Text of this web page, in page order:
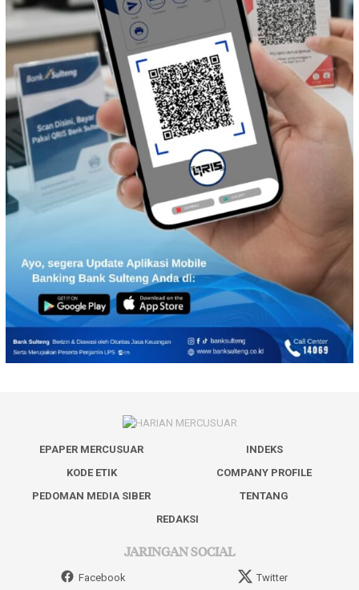
EPAPER MERCUSUAR
INDEKS
KODE ETIK
COMPANY PROFILE
PEDOMAN MEDIA SIBER
TENTANG
REDAKSI
JARINGAN SOCIAL
Facebook Twitter